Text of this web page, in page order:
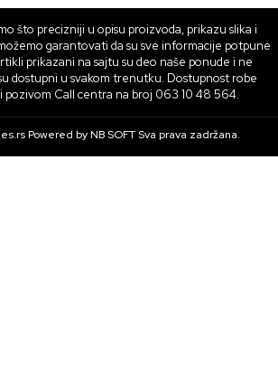
što precizniji u opisu proizvoda, prikazu slika i
garantovati da su sve informacije potpune
prikazani na sajtu su deo naše ponude i ne
dostupni u svakom trenutku. Dostupnost robe
Call centra na broj 063 10 48 564.
Powered byNB SOFTSva prava zadržana.